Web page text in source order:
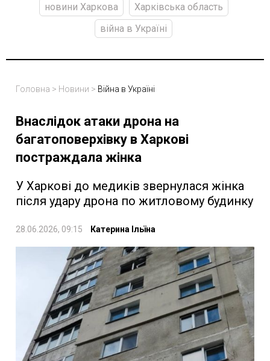
новини Харкова
Харківська область
війна в Україні
Головна > Новини > Війна в Україні
Внаслідок атаки дрона на
багатоповерхівку в Харкові
постраждала жінка
У Харкові до медиків звернулася жінка
після удару дрона по житловому будинку
28.06.2026, 09:15 Катерина Ільїна